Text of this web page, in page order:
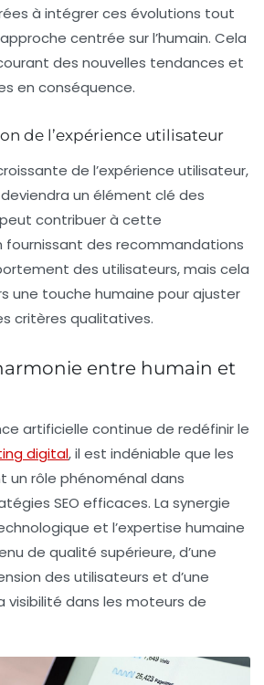
à intégrer ces évolutions tout
centrée sur l’humain. Cela
des nouvelles tendances et
en conséquence.
de l’expérience utilisateur
de l’expérience utilisateur,
un élément clé des
peut contribuer à cette
fournissant des recommandations
des utilisateurs, mais cela
une touche humaine pour ajuster
critères qualitatives.
entre humain et
artificielle continue de redéfinir le
digital, il est indéniable que les
un rôle phénoménal dans
SEO efficaces. La synergie
et l’expertise humaine
de qualité supérieure, d’une
des utilisateurs et d’une
dans les moteurs de